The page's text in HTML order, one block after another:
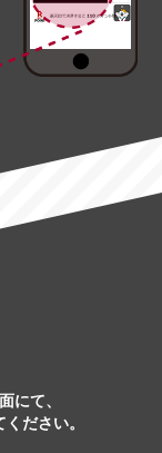
にて、
ださい。